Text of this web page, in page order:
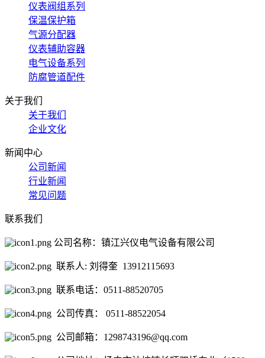
仪表阀组系列
保温保护箱
气源分配器
仪表辅助容器
电气设备系列
防腐管道配件
关于我们
关于我们
企业文化
新闻中心
公司新闻
行业新闻
常见问题
联系我们
公司名称：镇江兴仪电气设备有限公司
联系人: 刘得奎 13912115693
联系电话：0511-88520705
公司传真： 0511-88522054
公司邮箱：1298743196@qq.com